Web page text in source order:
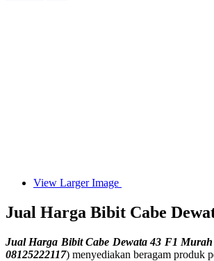
View Larger Image
Jual Harga Bibit Cabe
Jual Harga Bibit Cabe Dewata 43 F1
08125222117) menyediakan beragam produk